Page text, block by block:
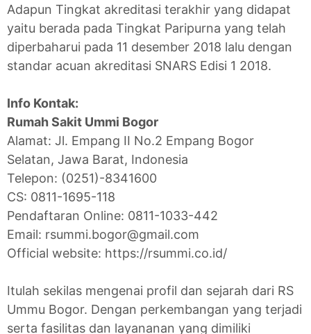
Adapun Tingkat akreditasi terakhir yang didapat
yaitu berada pada Tingkat Paripurna yang telah
diperbaharui pada 11 desember 2018 lalu dengan
standar acuan akreditasi SNARS Edisi 1 2018.
Info Kontak:
Rumah Sakit Ummi Bogor
Alamat: Jl. Empang II No.2 Empang Bogor
Selatan, Jawa Barat, Indonesia
Telepon: (0251)-8341600
CS: 0811-1695-118
Pendaftaran Online: 0811-1033-442
Email: rsummi.bogor@gmail.com
Official website: https://rsummi.co.id/
Itulah sekilas mengenai profil dan sejarah dari RS
Ummu Bogor. Dengan perkembangan yang terjadi
serta fasilitas dan layananan yang dimiliki